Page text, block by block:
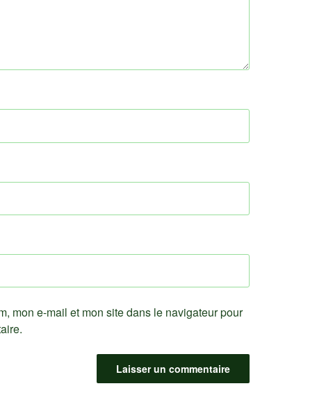
mon e-mail et mon site dans le navigateur pour